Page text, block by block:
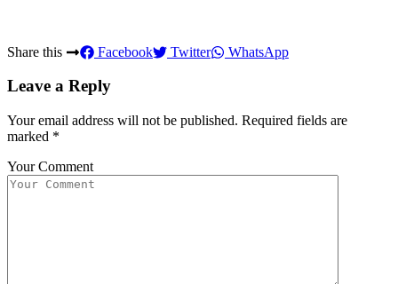
Share this Facebook Twitter WhatsApp
Leave a Reply
Your email address will not be published. Required fields are
marked *
Your Comment